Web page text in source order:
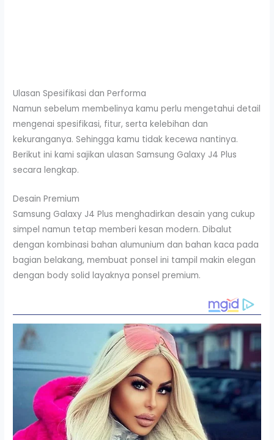
Ulasan Spesifikasi dan Performa
Namun sebelum membelinya kamu perlu mengetahui detail
mengenai spesifikasi, fitur, serta kelebihan dan
kekuranganya. Sehingga kamu tidak kecewa nantinya.
Berikut ini kami sajikan ulasan Samsung Galaxy J4 Plus
secara lengkap.
Desain Premium
Samsung Galaxy J4 Plus menghadirkan desain yang cukup
simpel namun tetap memberi kesan modern. Dibalut
dengan kombinasi bahan alumunium dan bahan kaca pada
bagian belakang, membuat ponsel ini tampil makin elegan
dengan body solid layaknya ponsel premium.